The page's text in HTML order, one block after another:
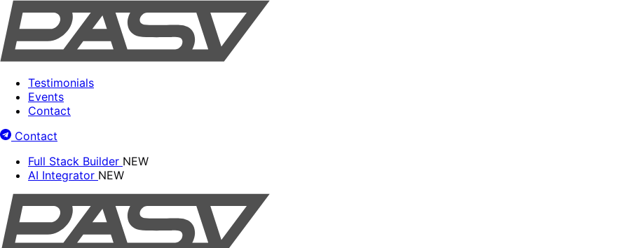
Testimonials
Events
Contact
Contact
Full Stack Builder NEW
AI Integrator NEW